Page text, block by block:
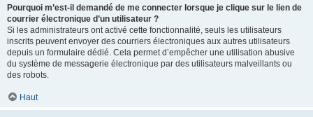
Pourquoi m’est-il demandé de me connecter lorsque je clique sur le lien de
courrier électronique d’un utilisateur ?
Si les administrateurs ont activé cette fonctionnalité, seuls les utilisateurs
inscrits peuvent envoyer des courriers électroniques aux autres utilisateurs
depuis un formulaire dédié. Cela permet d’empêcher une utilisation abusive
du système de messagerie électronique par des utilisateurs malveillants ou
des robots.
Haut